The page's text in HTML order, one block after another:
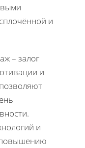
и
– залог
и
и
повышению